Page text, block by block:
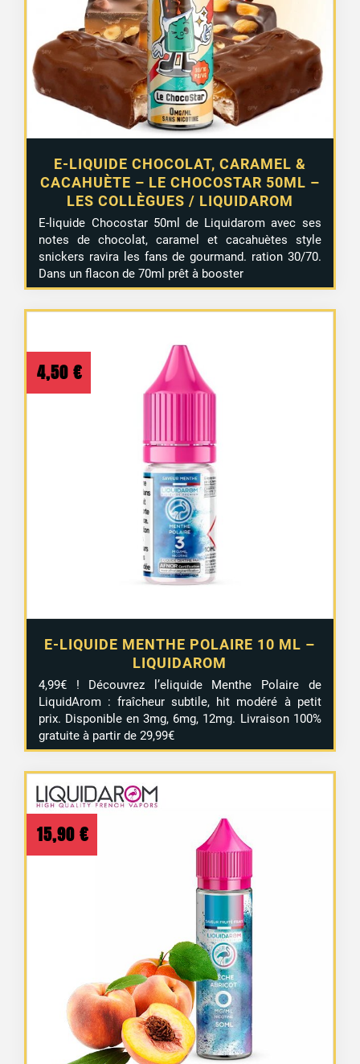
1 avis
E-LIQUIDE CHOCOLAT, CARAMEL &
CACAHUÈTE – LE CHOCOSTAR 50ML –
LES COLLÈGUES / LIQUIDAROM
E-liquide Chocostar 50ml de Liquidarom avec ses
notes de chocolat, caramel et cacahuètes style
snickers ravira les fans de gourmand. ration 30/70.
Dans un flacon de 70ml prêt à booster
E-LIQUIDE MENTHE POLAIRE 10 ML –
LIQUIDAROM
4,50 €
4,99€ ! Découvrez l’eliquide Menthe Polaire de
LiquidArom : fraîcheur subtile, hit modéré à petit
prix. Disponible en 3mg, 6mg, 12mg. Livraison 100%
gratuite à partir de 29,99€
15,90 €